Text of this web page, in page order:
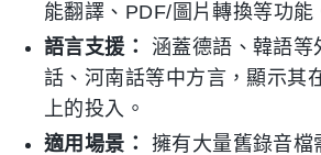
能翻譯、PDF/圖片轉換等功能
語言支援：
涵蓋德語、韓語等
話、河南話等中方言，顯示其
上的投入。
適用場景：
擁有大量舊錄音檔